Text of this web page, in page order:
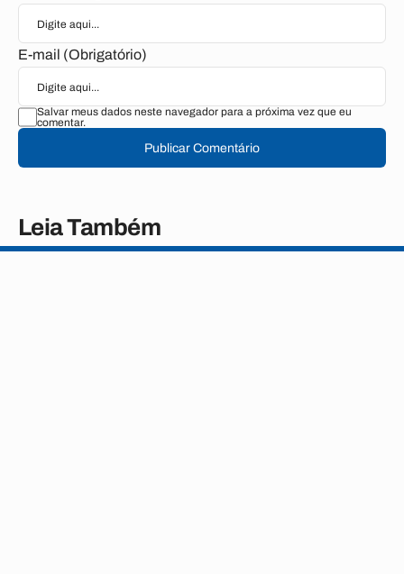
E-mail (Obrigatório)
Salvar meus dados neste navegador para a próxima vez que eu
comentar.
Publicar Comentário
Leia Também